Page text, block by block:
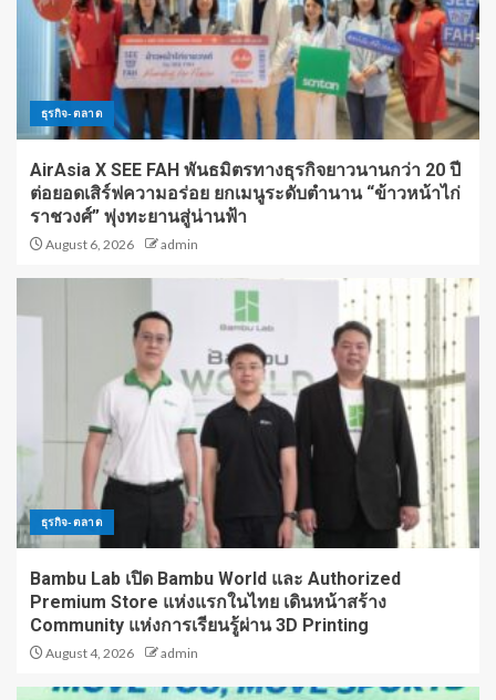
ธุรกิจ-ตลาด
AirAsia X SEE FAH พันธมิตรทางธุรกิจยาวนานกว่า 20 ปี
ต่อยอดเสิร์ฟความอร่อย ยกเมนูระดับตำนาน “ข้าวหน้าไก่
ราชวงศ์” พุ่งทะยานสู่น่านฟ้า
August 6, 2026 admin
ธุรกิจ-ตลาด
Bambu Lab เปิด Bambu World และ Authorized
Premium Store แห่งแรกในไทย เดินหน้าสร้าง
Community แห่งการเรียนรู้ผ่าน 3D Printing
August 4, 2026 admin